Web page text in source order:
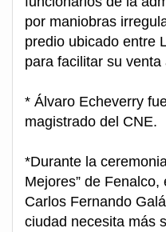
por maniobras
predio ubicado entre
para facilitar su venta
* Álvaro Echeverry
magistrado del CNE.
*Durante la
Mejores” de
Carlos Fernando
ciudad necesita más